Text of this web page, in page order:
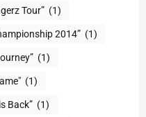
Tour” (1)
2014” (1)
(1)
(1)
Back” (1)